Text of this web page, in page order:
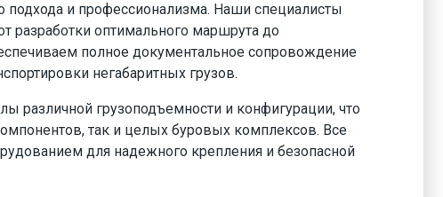
подхода и профессионализма. Наши специалисты
разработки оптимального маршрута до
полное документальное сопровождение
негабаритных грузов.
различной грузоподъемности и конфигурации, что
так и целых буровых комплексов. Все
для надежного крепления и безопасной